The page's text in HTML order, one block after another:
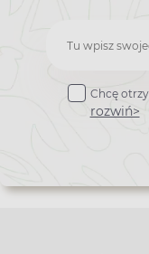
Zapisz
do
Chcę
rozwiń>